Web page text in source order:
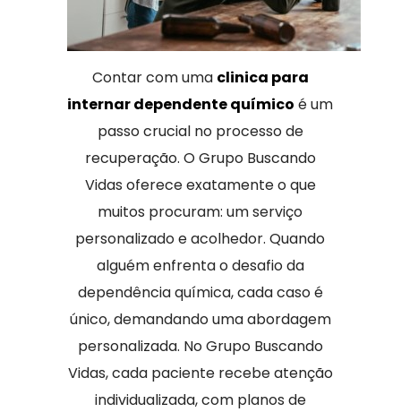
Contar com uma clinica para
internar dependente químico é um
passo crucial no processo de
recuperação. O Grupo Buscando
Vidas oferece exatamente o que
muitos procuram: um serviço
personalizado e acolhedor. Quando
alguém enfrenta o desafio da
dependência química, cada caso é
único, demandando uma abordagem
personalizada. No Grupo Buscando
Vidas, cada paciente recebe atenção
individualizada, com planos de